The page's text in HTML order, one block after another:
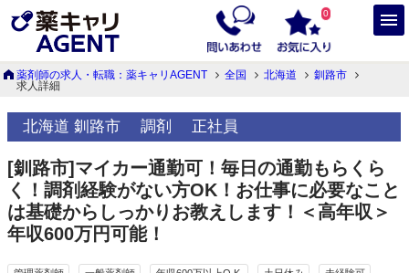
0
薬剤師の求人・転職：薬キャリAGENT 全国 北海道
釧路市
求人詳細
北海道 釧路市 調剤 正社員
[釧路市]マイカー通勤可！毎日の通勤もらくら
く！調剤経験がない方OK！お仕事に必要なこと
は基礎からしっかりお教えします！＜高年収＞
年収600万円可能！